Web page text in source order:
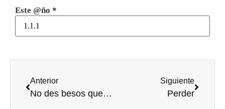
Este @ño *
Anterior
No des besos que suenan
Siguiente
Perder